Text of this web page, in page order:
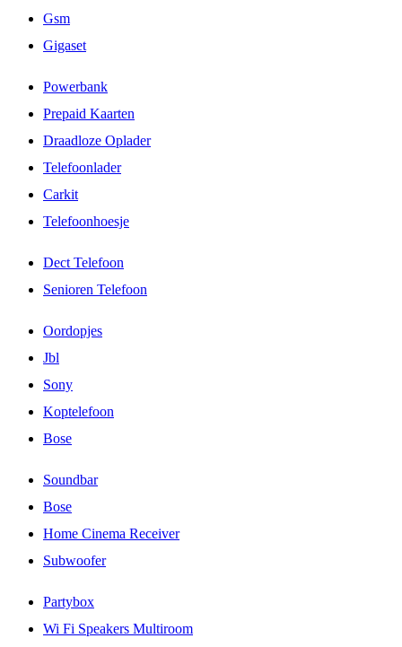
Gsm
Gigaset
Powerbank
Prepaid Kaarten
Draadloze Oplader
Telefoonlader
Carkit
Telefoonhoesje
Dect Telefoon
Senioren Telefoon
Oordopjes
Jbl
Sony
Koptelefoon
Bose
Soundbar
Bose
Home Cinema Receiver
Subwoofer
Partybox
Wi Fi Speakers Multiroom